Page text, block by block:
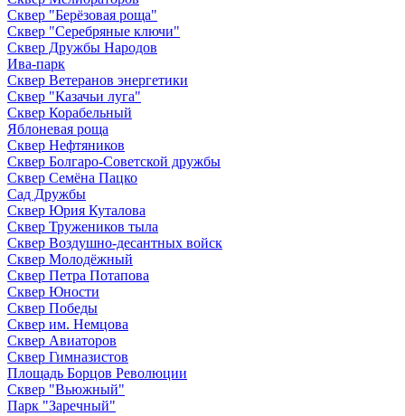
Сквер "Берёзовая роща"
Сквер "Серебряные ключи"
Сквер Дружбы Народов
Ива-парк
Сквер Ветеранов энергетики
Сквер "Казачьи луга"
Сквер Корабельный
Яблоневая роща
Сквер Нефтяников
Сквер Болгаро-Советской дружбы
Сквер Семёна Пацко
Сад Дружбы
Сквер Юрия Куталова
Сквер Тружеников тыла
Сквер Воздушно-десантных войск
Сквер Молодёжный
Сквер Петра Потапова
Сквер Юности
Сквер Победы
Сквер им. Немцова
Сквер Авиаторов
Сквер Гимназистов
Площадь Борцов Революции
Сквер "Вьюжный"
Парк "Заречный"